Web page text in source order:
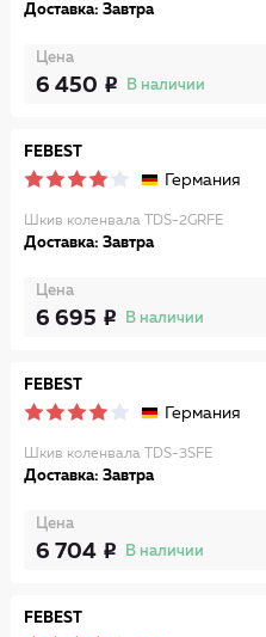
Доставка: Завтра
Цена
6 450 В наличии
FEBEST
Германия
Шкив коленвала TDS-2GRFE
Доставка: Завтра
Цена
6 695 В наличии
FEBEST
Германия
Шкив коленвала TDS-3SFE
Доставка: Завтра
Цена
6 704 В наличии
FEBEST